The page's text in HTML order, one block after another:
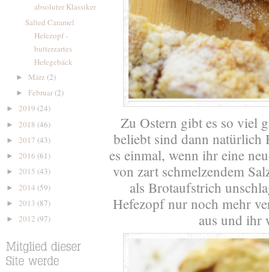
absoluter Klassiker
Salted Caramel
Hefezopf -
butterzartes
Hefegebäck
► März(2)
► Februar(2)
► 2019 (24)
► 2018 (46)
► 2017 (43)
► 2016 (61)
► 2015 (43)
► 2014 (59)
► 2013 (87)
► 2012 (97)
Zu Ostern gibt es so viel
beliebt sind dann
es einmal, wenn ihr eine
von zart schmelzendem
als Brotaufstrich
Hefezopf nur noch mehr
aus und ihr